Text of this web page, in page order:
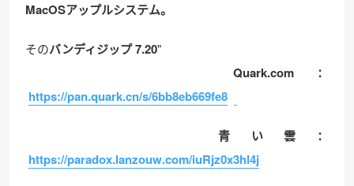
MacOSアップルシステム。
そのバンディジップ 7.20"
Quark.com：
https://pan.quark.cn/s/6bb8eb669fe8
青い雲：
https://paradox.lanzouw.com/iuRjz0x3hl4j